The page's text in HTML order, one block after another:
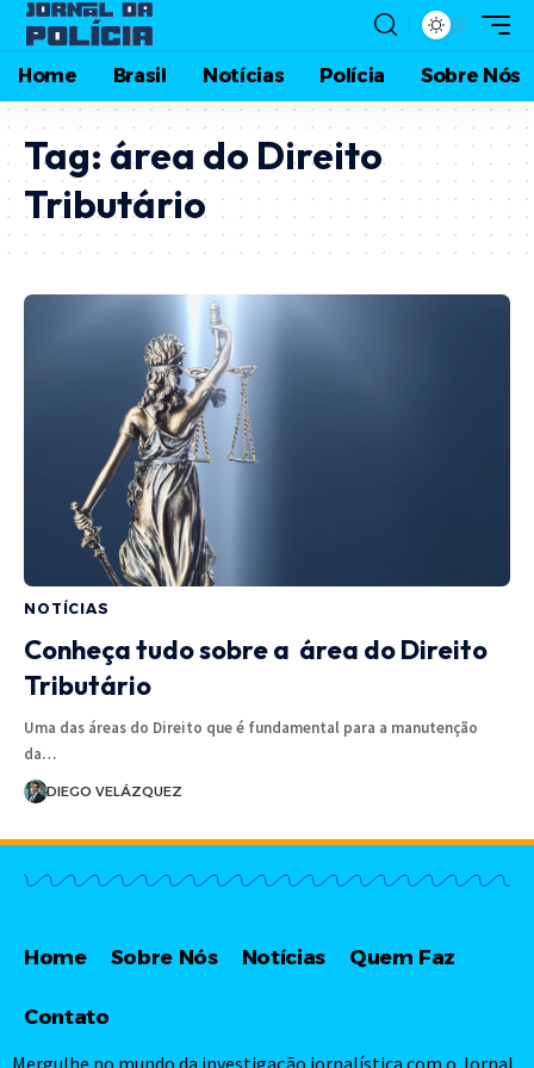
Home Brasil Notícias Polícia Sobre Nós
Tag: área do Direito
Tributário
NOTÍCIAS
Conheça tudo sobre a área do Direito
Tributário
Uma das áreas do Direito que é fundamental para a manutenção
da…
DIEGO VELÁZQUEZ
Home Sobre Nós Notícias Quem Faz
Contato
Mergulhe no mundo da investigação jornalística com o Jornal